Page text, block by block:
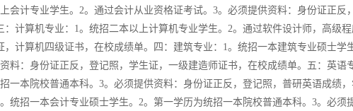
会计专业学生。2。通过会计从业资格证考试。3。必须提供资料：身份证正反
计算机专业：1。统招二本以上计算机专业学生。2。通过软件设计师，高级
计算机四级证书，在校成绩单。四：建筑专业：1。统招一本建筑专业硕士学
料：身份证正反，登记照，学生证，一级建造师证书，在校成绩单。五：英语
一本院校普通本科。3。必须提供资料：身份证正反，登记照，普研英语成绩
统招一本会计专业硕士学生。2。第一学历为统招一本院校普通本科。3。必须